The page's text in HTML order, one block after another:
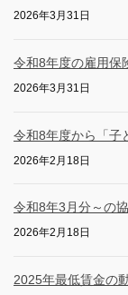
2026年3月31日
令和8年度の雇用保
2026年3月31日
令和8年度から「子
2026年2月18日
令和8年3月分～の
2026年2月18日
2025年最低賃金の